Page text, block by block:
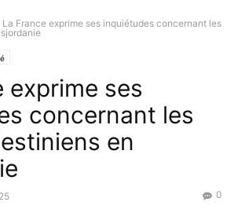
La France exprime ses inquiétudes concernant les
exprime ses
concernant les
en
0